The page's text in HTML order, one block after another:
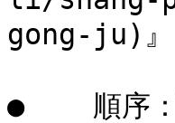
gong-ju)』
●    順序：